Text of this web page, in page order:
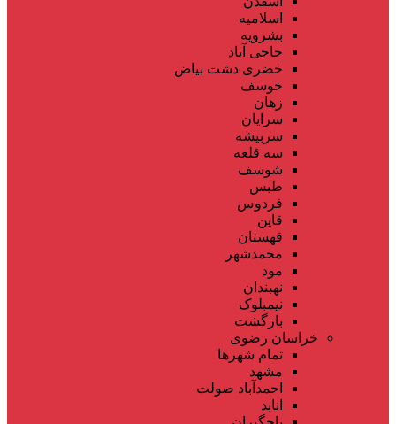
اسلامیه
بشرویه
حاجی آباد
خضری دشت بیاض
خوسف
زهان
سرایان
سربیشه
سه قلعه
شوسف
طبس
فردوس
قاین
قهستان
محمدشهر
مود
نهبندان
نیمبلوک
بازگشت
خراسان رضوی
تمام شهر‌ها
مشهد
احمدآباد صولت
انابد